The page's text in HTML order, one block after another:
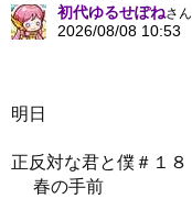
初代ゆるせぽねさん
2026/08/08 10:53
明日
正反対な君と僕＃１８
春の手前